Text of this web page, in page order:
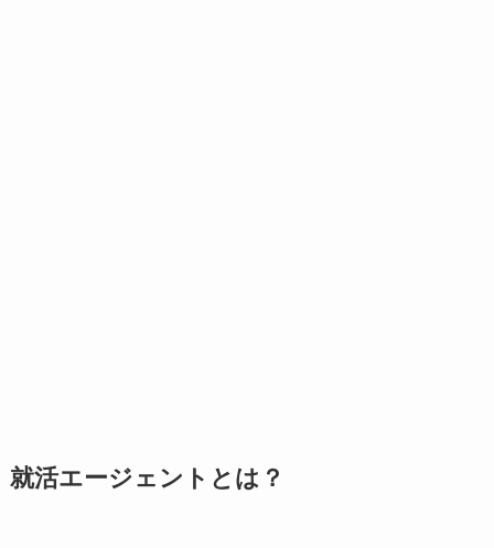
就活エージェントとは？